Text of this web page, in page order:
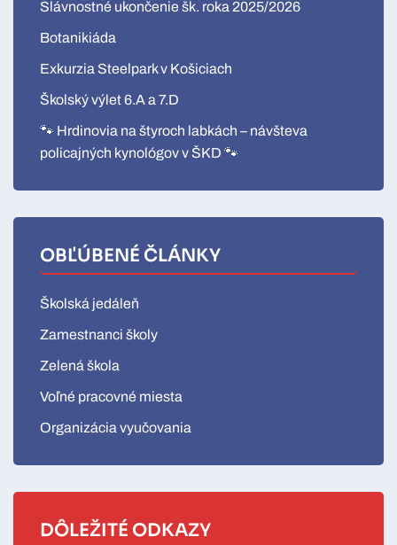
Slávnostné ukončenie šk. roka 2025/2026
Botanikiáda
Exkurzia Steelpark v Košiciach
Školský výlet 6.A a 7.D
🐾 Hrdinovia na štyroch labkách – návšteva
policajných kynológov v ŠKD 🐾
OBĽÚBENÉ ČLÁNKY
Školská jedáleň
Zamestnanci školy
Zelená škola
Voľné pracovné miesta
Organizácia vyučovania
DÔLEŽITÉ ODKAZY